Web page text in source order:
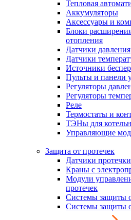
Тепловая
Аккумуляторы
Аксессуары и
Блоки
отопления
Датчики давления
Датчики
Источники
Пульты и панели
Регуляторы
Регуляторы
Реле
Термостаты и
ТЭНы для
Управляющие
Защита от протечек
Датчики протечки
Краны с
Модули
протечек
Системы защиты
Системы защиты